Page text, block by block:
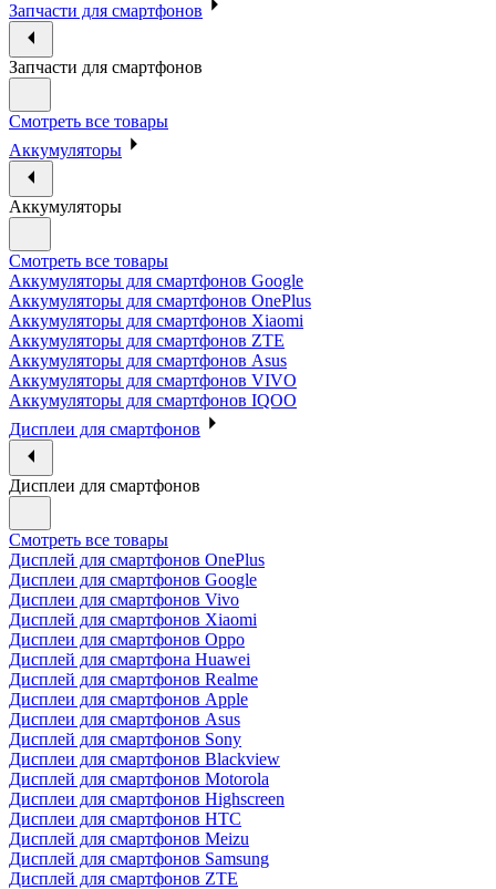
Запчасти для смартфонов
Запчасти для смартфонов
Смотреть все товары
Аккумуляторы
Аккумуляторы
Смотреть все товары
Аккумуляторы для смартфонов Google
Аккумуляторы для смартфонов OnePlus
Аккумуляторы для смартфонов Xiaomi
Аккумуляторы для смартфонов ZTE
Аккумуляторы для cмартфонов Asus
Аккумуляторы для смартфонов VIVO
Аккумуляторы для смартфонов IQOO
Дисплеи для смартфонов
Дисплеи для смартфонов
Смотреть все товары
Дисплей для смартфонов OnePlus
Дисплеи для смартфонов Google
Дисплеи для смартфонов Vivo
Дисплей для смартфонов Xiaomi
Дисплеи для смартфонов Oppo
Дисплей для смартфона Huawei
Дисплей для смартфонов Realme
Дисплеи для смартфонов Apple
Дисплеи для смартфонов Asus
Дисплей для смартфонов Sony
Дисплеи для смартфонов Blackview
Дисплей для смартфонов Motorola
Дисплеи для смартфонов Highscreen
Дисплеи для смартфонов HTC
Дисплей для смартфонов Meizu
Дисплей для смартфонов Samsung
Дисплей для смартфонов ZTE